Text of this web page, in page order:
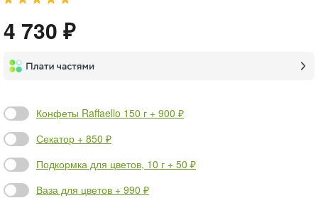
4 730 ₽
Конфеты Raffaello 150 г + 900 ₽
Секатор + 850 ₽
Подкормка для цветов, 10 г + 50 ₽
Ваза для цветов + 990 ₽